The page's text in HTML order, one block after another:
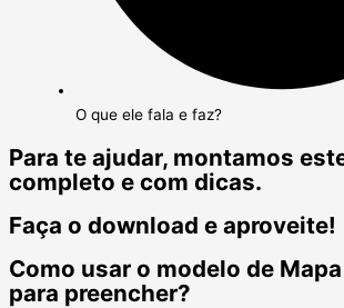
O que ele fala e faz?
Para te ajudar, montamos
completo e com dicas.
Faça o download e aproveite!
Como usar o modelo de
para preencher?